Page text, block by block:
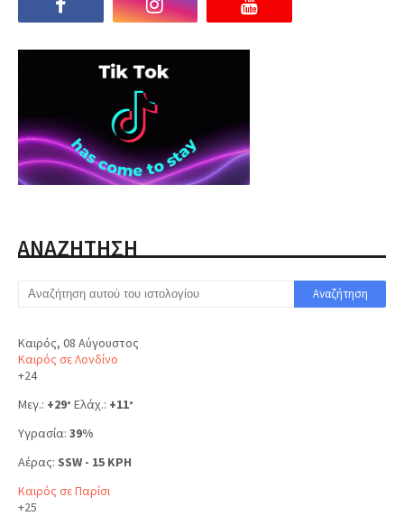
ΑΝΑΖΗΤΗΣΗ
Καιρός, 08 Αύγουστος
Καιρός σε Λονδίνο
+24
Μεγ.: +29° Ελάχ.: +11°
Υγρασία: 39%
Αέρας: SSW - 15 KPH
Καιρός σε Παρίσι
+25